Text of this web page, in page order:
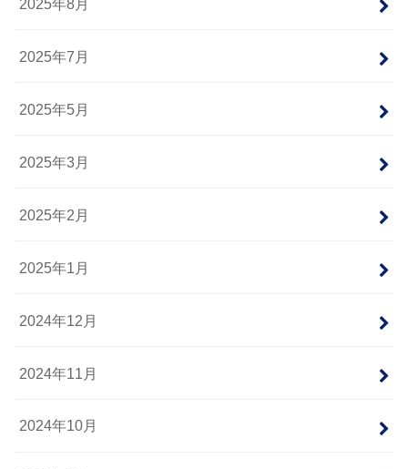
2025年7月
2025年5月
2025年3月
2025年2月
2025年1月
2024年12月
2024年11月
2024年10月